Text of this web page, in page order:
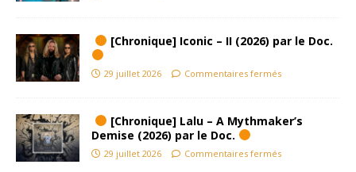
[Chronique] Iconic – II (2026) par le Doc.
29 juillet 2026 Commentaires fermés
[Chronique] Lalu – A Mythmaker’s
Demise (2026) par le Doc.
29 juillet 2026 Commentaires fermés